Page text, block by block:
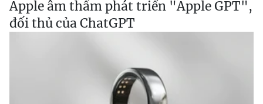
Apple âm thầm phát triển "Apple GPT",
đối thủ của ChatGPT